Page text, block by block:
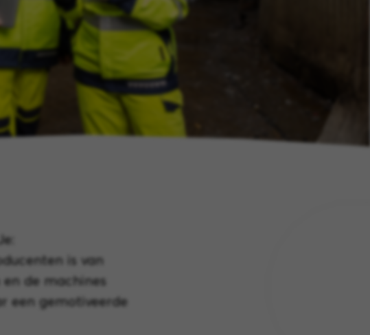
is van
de machines
een gemotiveerde